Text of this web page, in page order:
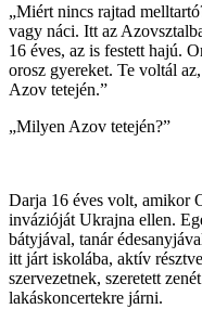
„Miért nincs rajtad
vagy náci. Itt az
16 éves, az is festett hajú.
orosz gyereket. Te voltál
Azov tetején.”
„Milyen Azov tetején?”
Darja 16 éves volt, amikor
invázióját Ukrajna ellen.
bátyjával, tanár
itt járt iskolába, aktív
szervezetnek, szeretett
lakáskoncertekre járni.